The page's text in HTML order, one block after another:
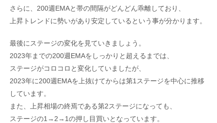
さらに、200週EMAと帯の間隔がどんどん乖離しており、
上昇トレンドに勢いがあり安定しているという事が分かります。
最後にステージの変化を見ていきましょう。
2023年までの200週EMAをしっかりと超えるまでは、
ステージがコロコロと変化していましたが、
2023年に200週EMAを上抜けてからは第1ステージを中心に推移
しています。
また、上昇相場の終焉である第2ステージになっても、
ステージの1→2→1の押し目買いとなっています。